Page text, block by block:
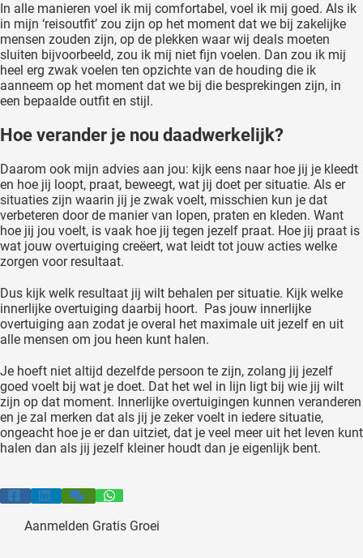
In alle manieren voel ik mij comfortabel, voel ik mij goed. Als ik
in mijn ‘reisoutfit’ zou zijn op het moment dat we bij zakelijke
mensen zouden zijn, op de plekken waar wij deals moeten
sluiten bijvoorbeeld, zou ik mij niet fijn voelen. Dan zou ik mij
heel erg zwak voelen ten opzichte van de houding die ik
aanneem op het moment dat we bij die besprekingen zijn, in
een bepaalde outfit en stijl.
Hoe verander je nou daadwerkelijk?
Daarom ook mijn advies aan jou: kijk eens naar hoe jij je kleedt
en hoe jij loopt, praat, beweegt, wat jij doet per situatie. Als er
situaties zijn waarin jij je zwak voelt, misschien kun je dat
verbeteren door de manier van lopen, praten en kleden. Want
hoe jij jou voelt, is vaak hoe jij tegen jezelf praat. Hoe jij praat is
wat jouw overtuiging creëert, wat leidt tot jouw acties welke
zorgen voor resultaat.
Dus kijk welk resultaat jij wilt behalen per situatie. Kijk welke
innerlijke overtuiging daarbij hoort. Pas jouw innerlijke
overtuiging aan zodat je overal het maximale uit jezelf en uit
alle mensen om jou heen kunt halen.
Je hoeft niet altijd dezelfde persoon te zijn, zolang jij jezelf
goed voelt bij wat je doet. Dat het wel in lijn ligt bij wie jij wilt
zijn op dat moment. Innerlijke overtuigingen kunnen veranderen
en je zal merken dat als jij je zeker voelt in iedere situatie,
ongeacht hoe je er dan uitziet, dat je veel meer uit het leven kunt
halen dan als jij jezelf kleiner houdt dan je eigenlijk bent.
Aanmelden Gratis Groei